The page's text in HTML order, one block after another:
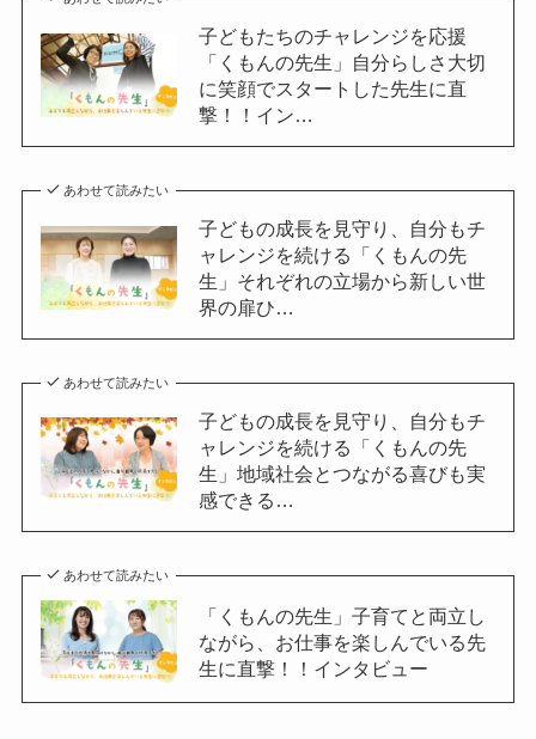
子どもたちのチャレンジを応援
「くもんの先生」自分らしさ大切
に笑顔でスタートした先生に直
撃！！イン…
あわせて読みたい
子どもの成長を見守り、自分もチ
ャレンジを続ける「くもんの先
生」それぞれの立場から新しい世
界の扉ひ…
あわせて読みたい
子どもの成長を見守り、自分もチ
ャレンジを続ける「くもんの先
生」地域社会とつながる喜びも実
感できる…
あわせて読みたい
「くもんの先生」子育てと両立し
ながら、お仕事を楽しんでいる先
生に直撃！！インタビュー